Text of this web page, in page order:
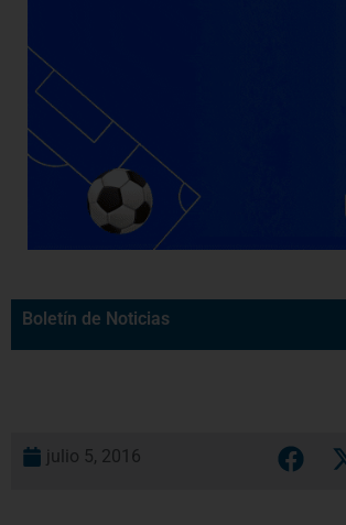
Boletín de Noticias
julio 5, 2016